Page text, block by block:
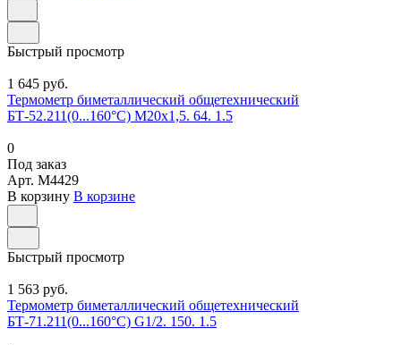
Быстрый просмотр
1 645 руб.
Термометр биметаллический общетехнический
БТ-52.211(0...160°С) М20х1,5. 64. 1.5
0
Под заказ
Арт. M4429
В корзину В корзине
Быстрый просмотр
1 563 руб.
Термометр биметаллический общетехнический
БТ-71.211(0...160°С) G1/2. 150. 1.5